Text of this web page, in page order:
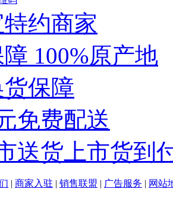
约商家
100%原产地
保障
免费配送
送货上市货到
| 商家入驻 | 销售联盟 | 广告服务 | 网站